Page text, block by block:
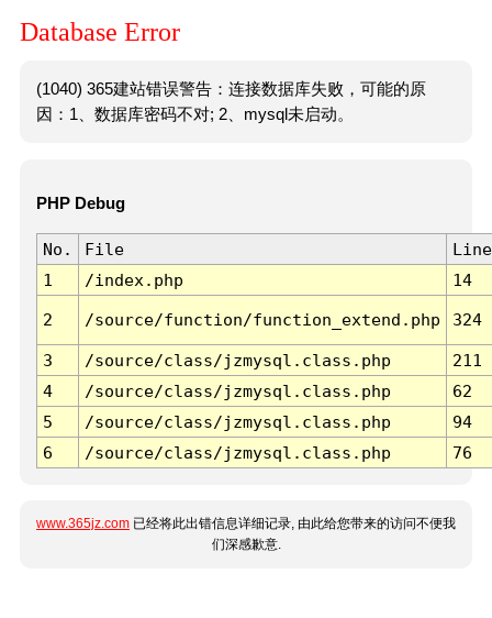
Database Error
(1040) 365建站错误警告：连接数据库失败，可能的原
因：1、数据库密码不对; 2、mysql未启动。
PHP Debug
No. File
Line
1
/index.php 14
2 /source/function/function_extend.php 324
3 /source/class/jzmysql.class.php
211
4
/source/class/jzmysql.class.php
62
5
/source/class/jzmysql.class.php
94
6
/source/class/jzmysql.class.php 76
www.365jz.com 已经将此出错信息详细记录, 由此给您带来的访问不便我
们深感歉意.